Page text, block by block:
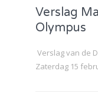
Verslag
Olympus
Verslag van de
Zaterdag 15